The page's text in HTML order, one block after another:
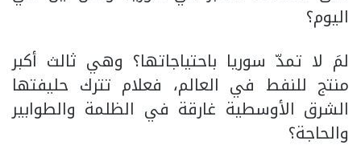
اليوم؟
لمَ لا تمدّ سوريا باحتياجاتها؟ وهي ثالث أكبر
منتج للنفط في العالم، فعلام تترك حليفتها
الشرق الأوسطية غارقة في الظلمة والطوابير
والحاجة؟